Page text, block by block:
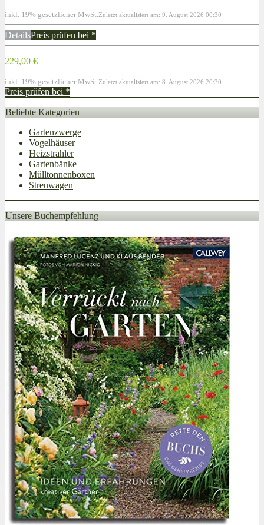
inkl. 19% gesetzlicher MwSt. Zuletzt aktualisiert am: 9. August 2026 00:30
DetailsPreis prüfen bei *
229,00 €
inkl. 19% gesetzlicher MwSt. Zuletzt aktualisiert am: 8. August 2026 20:30
Preis prüfen bei *
Beliebte Kategorien
Gartenzwerge
Vogelhäuser
Heizstrahler
Gartenbänke
Mülltonnenboxen
Streuwagen
Unsere Buchempfehlung